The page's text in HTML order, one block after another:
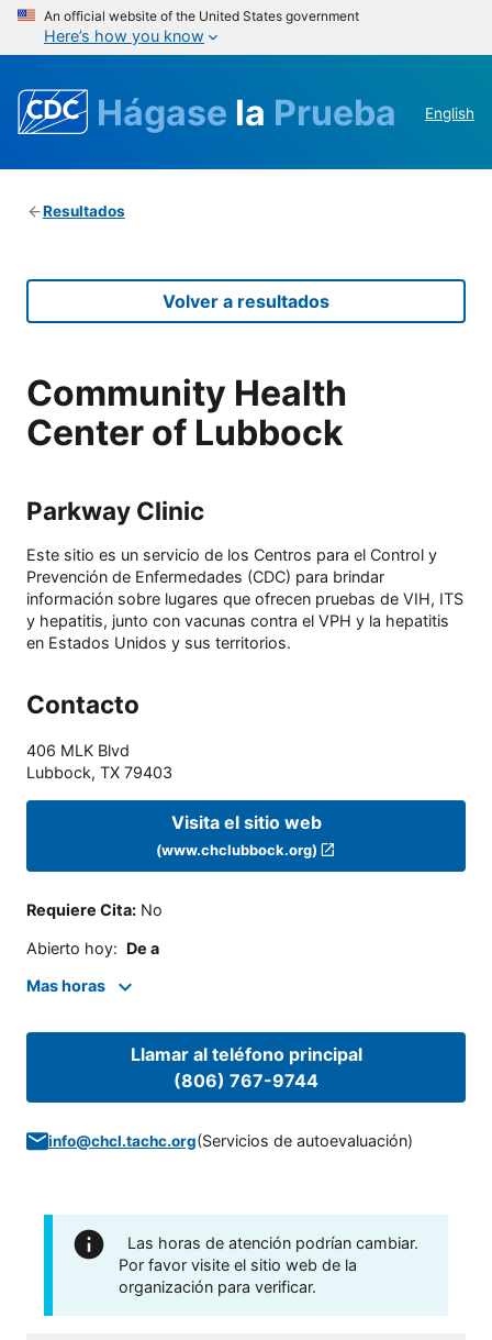
An official website of the United States government
Here’s how you know
Hágase la Prueba English
Resultados
Volver a resultados
Community Health
Center of Lubbock
Parkway Clinic
Este sitio es un servicio de los Centros para el Control y
Prevención de Enfermedades (CDC) para brindar
información sobre lugares que ofrecen pruebas de VIH, ITS
y hepatitis, junto con vacunas contra el VPH y la hepatitis
en Estados Unidos y sus territorios.
Contacto
406 MLK Blvd
Lubbock, TX 79403
Visita el sitio web
(www.chclubbock.org)
Requiere Cita: No
Abierto hoy: De a
Mas horas
Llamar al teléfono principal
(806) 767-9744
info@chcl.tachc.org(Servicios de autoevaluación)
Las horas de atención podrían cambiar.
Por favor visite el sitio web de la
organización para verificar.